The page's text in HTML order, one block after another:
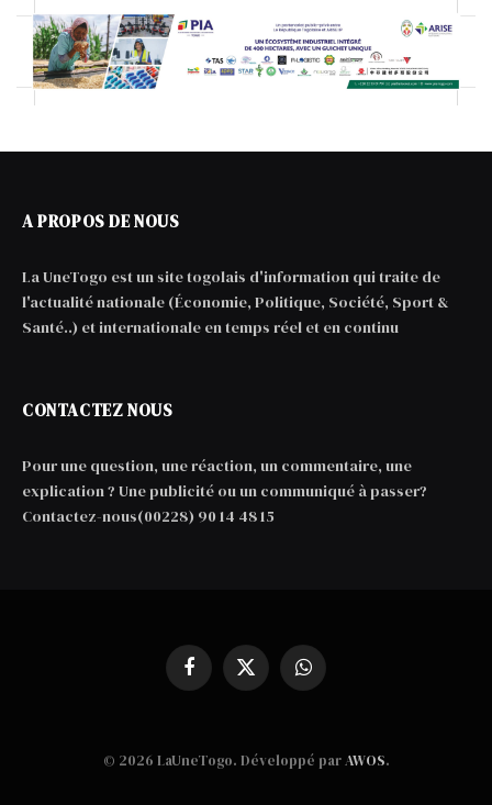
A PROPOS DE NOUS
La UneTogo est un site togolais d'information qui traite de
l'actualité nationale (Économie, Politique, Société, Sport &
Santé..) et internationale en temps réel et en continu
CONTACTEZ NOUS
Pour une question, une réaction, un commentaire, une
explication ? Une publicité ou un communiqué à passer?
Contactez-nous(00228) 90 14 48 15
Facebook
X
(Twitter)
WhatsApp
© 2026 LaUneTogo. Développé parAWOS.